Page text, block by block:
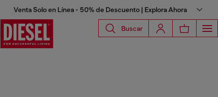
Venta Solo en Línea - 50% de Descuento | Explora Ahora
Buscar